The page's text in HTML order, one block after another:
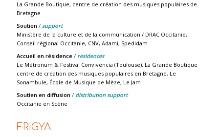
La Grande Boutique, centre de création des musiques populaires de
Bretagne
Soutien / support
Ministère de la culture et de la communication / DRAC Occitanie,
Conseil régional Occitanie, CNV, Adami, Spedidam
Accueil en résidence/ residences
Le Métronum & Festival Convivencia (Toulouse), La Grande Boutique
centre de création des musiques populaires en Bretagne, Le
Sonambule, École de Musique de Mèze, Le Jam
Soutien en diffusion / distribution support
Occitanie en Scène
FRIGYA